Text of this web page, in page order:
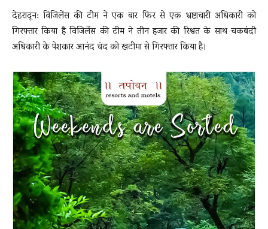
देहरादून: विजिलेंस की टीम ने एक बार फिर से एक भ्रष्टाचारी अधिकारी को
गिरफ्तार किया है विजिलेंस की टीम ने तीन हजार की रिश्वत के साथ चकबंदी
अधिकारी के पेशकार आनंद चंद को खटीमा से गिरफ्तार किया है।